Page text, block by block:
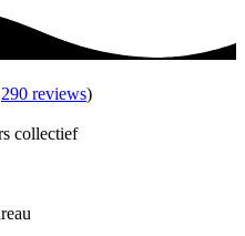
290 reviews)